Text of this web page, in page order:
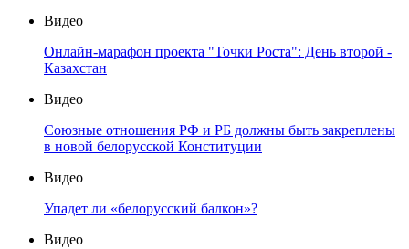
Видео
Онлайн-марафон проекта "Точки Роста": День второй -
Казахстан
Видео
Союзные отношения РФ и РБ должны быть закреплены
в новой белорусской Конституции
Видео
Упадет ли «белорусский балкон»?
Видео